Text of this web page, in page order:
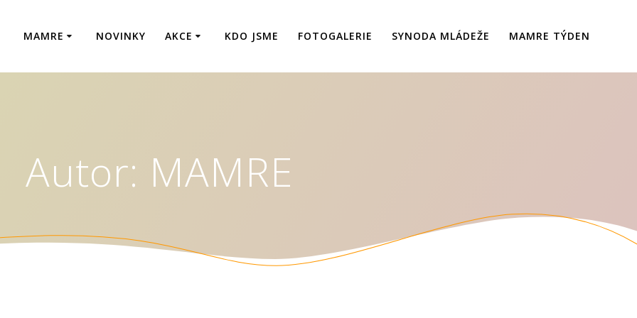
MAMRE NOVINKY AKCE KDO JSME FOTOGALERIE SYNODA MLÁDEŽE MAMRE TÝDEN
Autor: MAMRE